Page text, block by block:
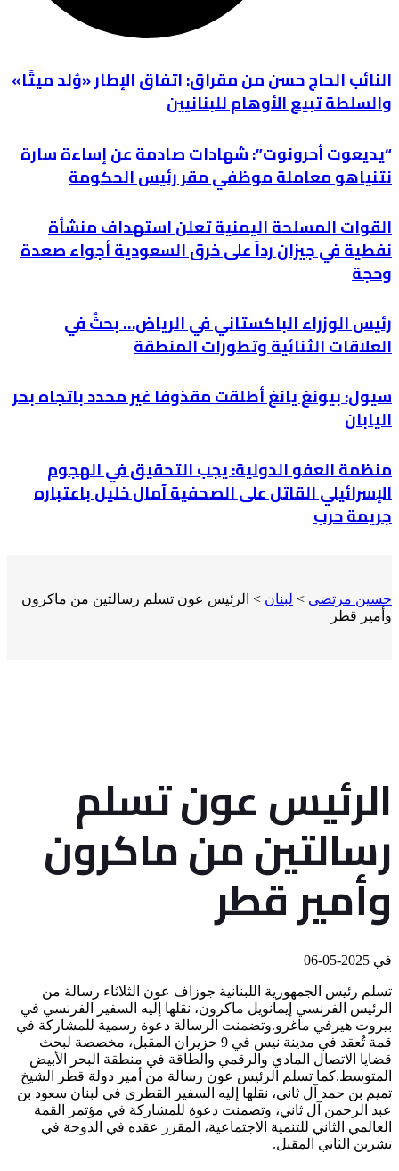
النائب الحاج حسن من مقراق: اتفاق الإطار «وُلد ميتًا»
والسلطة تبيع الأوهام للبنانيين
“يديعوت أحرونوت”: شهادات صادمة عن إساءة سارة
نتنياهو معاملة موظفي مقر رئيس الحكومة
القوات المسلحة اليمنية تعلن استهداف منشأة
نفطية في جيزان رداً على خرق السعودية أجواء صعدة
وحجة
رئيس الوزراء الباكستاني في الرياض… بحثٌ في
العلاقات الثنائية وتطورات المنطقة
سيول: بيونغ يانغ أطلقت مقذوفا غير محدد باتجاه بحر
اليابان
منظمة العفو الدولية: يجب التحقيق في الهجوم
الإسرائيلي القاتل على الصحفية آمال خليل باعتباره
جريمة حرب
حسين مرتضى > لبنان > الرئيس عون تسلم رسالتين من ماكرون
وأمير قطر
الرئيس عون تسلم
رسالتين من ماكرون
وأمير قطر
في
تسلم رئيس الجمهورية اللبنانية جوزاف عون الثلاثاء رسالة من
الرئيس الفرنسي إيمانويل ماكرون، نقلها إليه السفير الفرنسي في
بيروت هيرفي ماغرو.وتضمنت الرسالة دعوة رسمية للمشاركة في
قمة تُعقد في مدينة نيس في 9 حزيران المقبل، مخصصة لبحث
قضايا الاتصال المادي والرقمي والطاقة في منطقة البحر الأبيض
المتوسط.كما تسلم الرئيس عون رسالة من أمير دولة قطر الشيخ
تميم بن حمد آل ثاني، نقلها إليه السفير القطري في لبنان سعود بن
عبد الرحمن آل ثاني، وتضمنت دعوة للمشاركة في مؤتمر القمة
العالمي الثاني للتنمية الاجتماعية، المقرر عقده في الدوحة في
تشرين الثاني المقبل.